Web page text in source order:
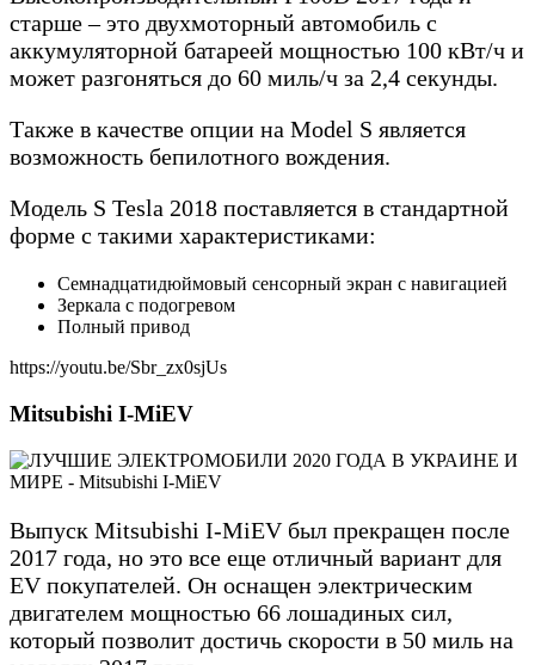
старше – это двухмоторный автомобиль с
аккумуляторной батареей мощностью 100 кВт/ч и
может разгоняться до 60 миль/ч за 2,4 секунды.
Также в качестве опции на Model S является
возможность бепилотного вождения.
Модель S Tesla 2018 поставляется в стандартной
форме с такими характеристиками:
Семнадцатидюймовый сенсорный экран с навигацией
Зеркала с подогревом
Полный привод
https://youtu.be/Sbr_zx0sjUs
Mitsubishi I-MiEV
Выпуск Mitsubishi I-MiEV был прекращен после
2017 года, но это все еще отличный вариант для
EV покупателей. Он оснащен электрическим
двигателем мощностью 66 лошадиных сил,
который позволит достичь скорости в 50 миль на